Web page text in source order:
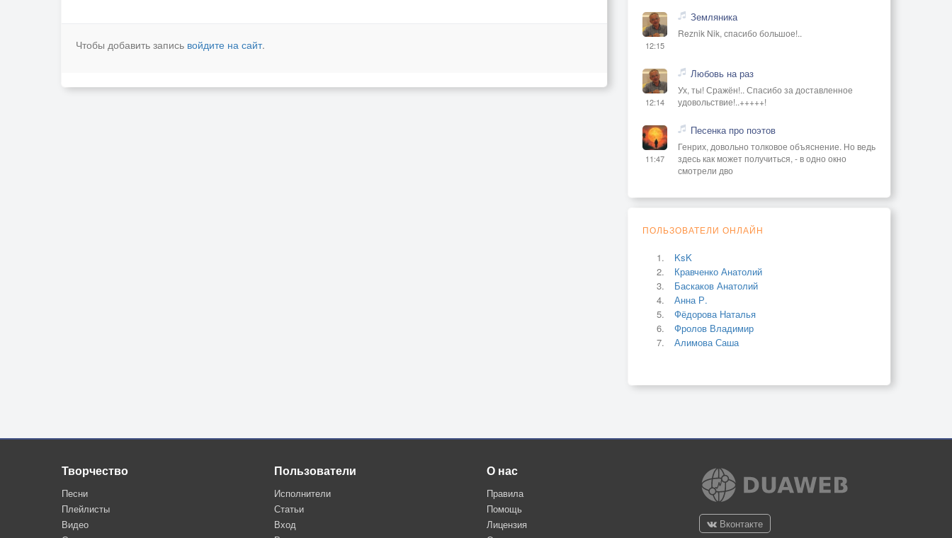
Чтобы добавить запись войдите на сайт. 12:15
Земляника
Reznik Nik, спасибо большое!..
12:14
Любовь на раз
Ух, ты! Сражён!.. Спасибо за доставленное
удовольствие!..+++++!
11:47
Песенка про поэтов
Генрих, довольно толковое объяснение. Но ведь
здесь как может получиться, - в одно окно
смотрели дво
ПОЛЬЗОВАТЕЛИ ОНЛАЙН
KsK
Кравченко Анатолий
Баскаков Анатолий
Анна Р.
Фёдорова Наталья
Фролов Владимир
Алимова Саша
Творчество
Песни
Плейлисты
Видео
Пользователи
Исполнители
Статьи
Вход
О нас
Правила
Помощь
Лицензия
Вконтакте